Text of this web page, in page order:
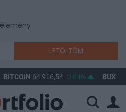
LETÖLTÖM
64 916,54 0,04% BUX148 632,55